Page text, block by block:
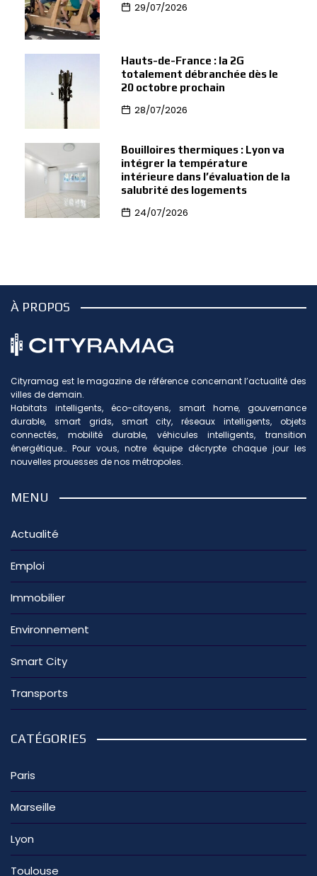
29/07/2026
Hauts-de-France : la 2G
totalement débranchée dès le
20 octobre prochain
28/07/2026
Bouilloires thermiques : Lyon va
intégrer la température
intérieure dans l’évaluation de la
salubrité des logements
24/07/2026
À PROPOS
Cityramag est le magazine de référence concernant l’actualité des
villes de demain.
Habitats intelligents, éco-citoyens, smart home, gouvernance
durable, smart grids, smart city, réseaux intelligents, objets
connectés, mobilité durable, véhicules intelligents, transition
énergétique… Pour vous, notre équipe décrypte chaque jour les
nouvelles prouesses de nos métropoles.
MENU
Actualité
Emploi
Immobilier
Environnement
Smart City
Transports
CATÉGORIES
Paris
Marseille
Lyon
Toulouse